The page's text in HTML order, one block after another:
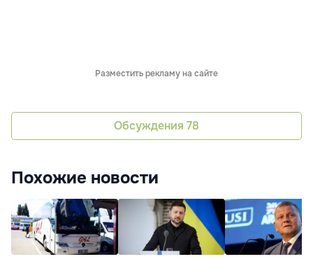
Разместить рекламу на сайте
Обсуждения 78
Похожие новости